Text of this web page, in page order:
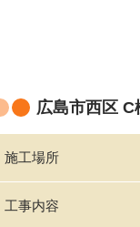
広島市西区
施工場所
工事内容